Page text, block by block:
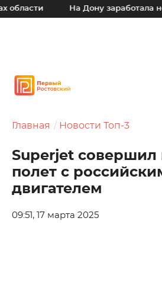
На Дону заработала
Главная Новости Топ-3
Superjet совершил
полет с
двигателем
09:51, 17 марта 2025